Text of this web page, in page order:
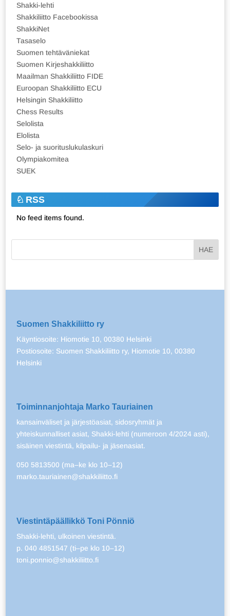
Shakki-lehti
Shakkiliitto Facebookissa
ShakkiNet
Tasaselo
Suomen tehtäväniekat
Suomen Kirjeshakkiliitto
Maailman Shakkiliitto FIDE
Euroopan Shakkiliitto ECU
Helsingin Shakkiliitto
Chess Results
Selolista
Elolista
Selo- ja suorituslukulaskuri
Olympiakomitea
SUEK
RSS
No feed items found.
Suomen Shakkiliitto ry
Käyntiosoite: Hiomotie 10, 00380 Helsinki
Postiosoite: Suomen Shakkiliitto ry, Hiomotie 10, 00380
Helsinki
Toiminnanjohtaja Marko Tauriainen
kansainväliset ja järjestöasiat, sidosryhmät ja
yhteiskunnalliset asiat, Shakki-lehti (numeroon 4/2024 asti),
sisäinen viestintä, kilpailu- ja jäsenasiat.
050 5813500 (ma–ke klo 10–12)
marko.tauriainen@shakkiliitto.fi
Viestintäpäällikkö Toni Pönniö
Shakki-lehti, ulkoinen viestintä.
p. 040 4851547 (ti–pe klo 10–12)
toni.ponnio@shakkiliitto.fi